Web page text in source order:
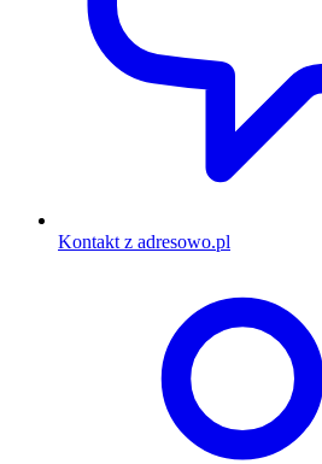
Kontakt z adresowo.pl